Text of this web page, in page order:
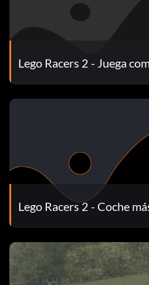
Lego Racers 2 - Juega
Lego Racers 2 - Coche